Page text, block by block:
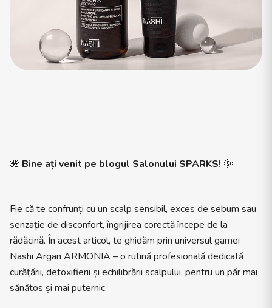
🌺 Bine ați venit pe blogul Salonului SPARKS! 🌞
Fie că te confrunți cu un scalp sensibil, exces de sebum sau
senzație de disconfort, îngrijirea corectă începe de la
rădăcină. În acest articol, te ghidăm prin universul gamei
Nashi Argan ARMONIA – o rutină profesională dedicată
curățării, detoxifierii și echilibrării scalpului, pentru un păr mai
sănătos și mai puternic.